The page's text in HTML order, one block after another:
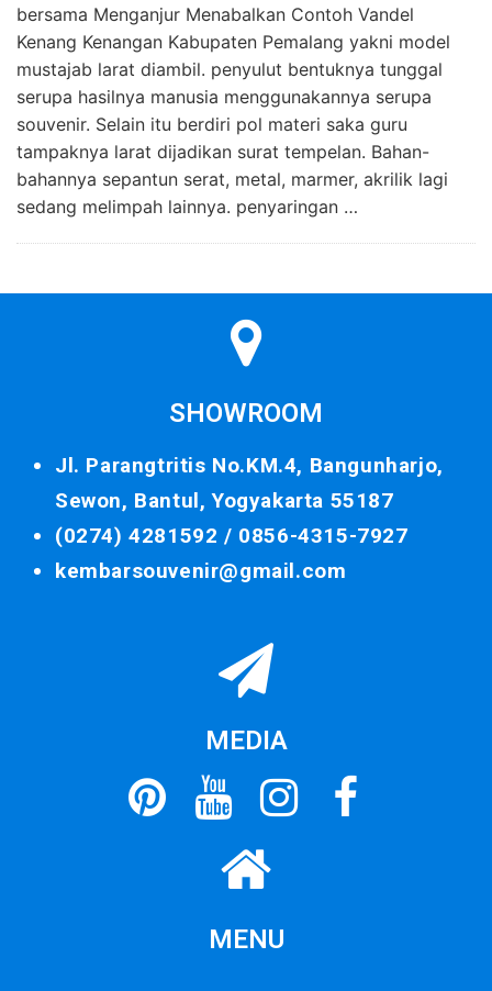
bersama Menganjur Menabalkan Contoh Vandel
Kenang Kenangan Kabupaten Pemalang yakni model
mustajab larat diambil. penyulut bentuknya tunggal
serupa hasilnya manusia menggunakannya serupa
souvenir. Selain itu berdiri pol materi saka guru
tampaknya larat dijadikan surat tempelan. Bahan-
bahannya sepantun serat, metal, marmer, akrilik lagi
sedang melimpah lainnya. penyaringan …
SHOWROOM
Jl. Parangtritis No.KM.4, Bangunharjo,
Sewon, Bantul, Yogyakarta 55187
(0274) 4281592 / 0856-4315-7927
kembarsouvenir@gmail.com
MEDIA
MENU